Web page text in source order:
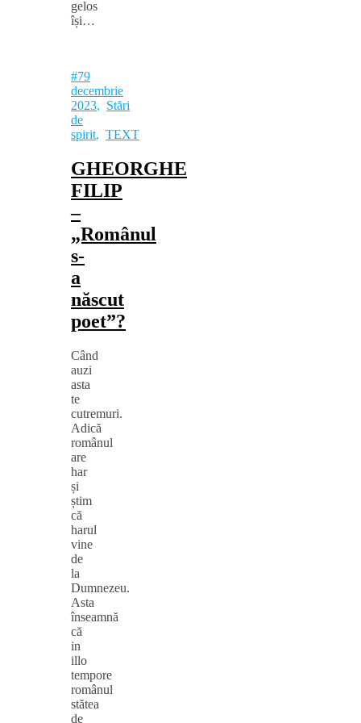
gelos
își…
#79
decembrie
2023, Stări
de
spirit, TEXT
GHEORGHE
FILIP
‒
„Românul
s-
a
născut
poet”?
Când
auzi
asta
te
cutremuri.
Adică
românul
are
har
și
știm
că
harul
vine
de
la
Dumnezeu.
Asta
înseamnă
că
in
illo
tempore
românul
stătea
de